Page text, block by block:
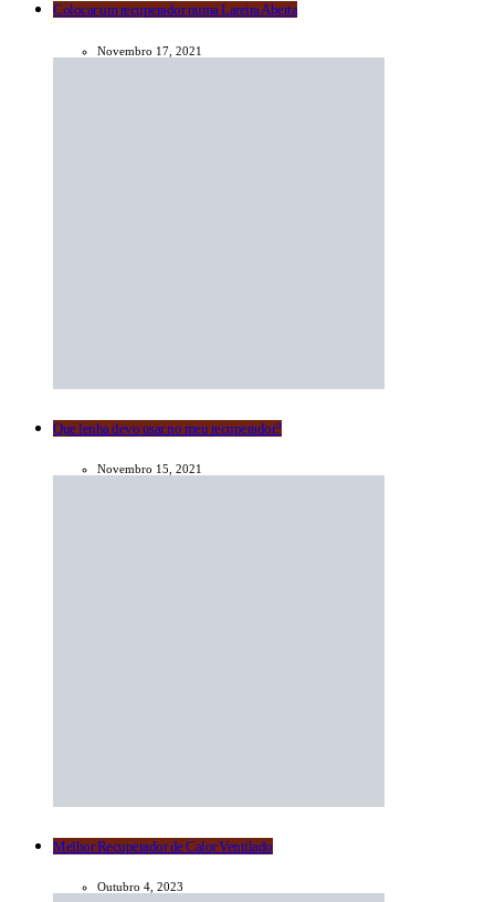
Colocar um recuperador numa Lareira Aberta
Novembro 17, 2021
Que lenha devo usar no meu recuperador?
Novembro 15, 2021
Melhor Recuperador de Calor Ventilado
Outubro 4, 2023